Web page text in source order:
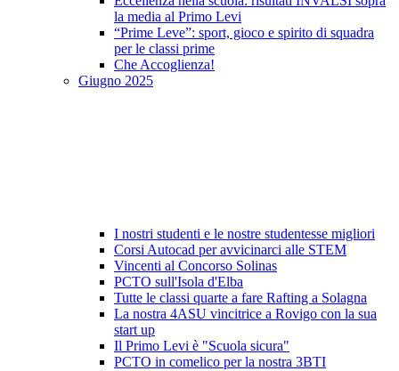
la media al Primo Levi
“Prime Leve”: sport, gioco e spirito di squadra
per le classi prime
Che Accoglienza!
Giugno 2025
I nostri studenti e le nostre studentesse migliori
Corsi Autocad per avvicinarci alle STEM
Vincenti al Concorso Solinas
PCTO sull'Isola d'Elba
Tutte le classi quarte a fare Rafting a Solagna
La nostra 4ASU vincitrice a Rovigo con la sua
start up
Il Primo Levi è "Scuola sicura"
PCTO in comelico per la nostra 3BTI